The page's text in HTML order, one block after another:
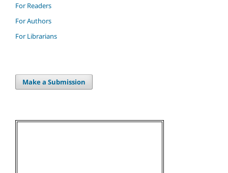
For Readers
For Authors
For Librarians
Make a Submission